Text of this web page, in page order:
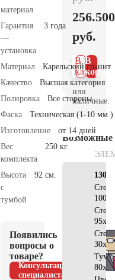
материал
Гарантия
—
установка
3 года
Материал
Карельский гранит
Качество
Высшая категория
Полировка
Все стороны
Фаска
Техническая (1-10 мм.)
Изготовление
от 14 дней
Вес
комплекта
250 кг.
Высота
с
тумбой
92 см.
Появились
вопросы о
товаре?
Консультация
специалиста
256.500
руб.
В
В 1
клик
или
наличные.
Возможные
30х20